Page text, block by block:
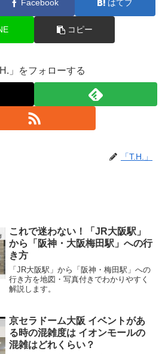
Facebook はてブ
コピー
」をフォローする
「T.H.」
これで迷わない！「JR大阪駅」
から「阪神・大阪梅田駅」への行
き方
「JR大阪駅」から「阪神・梅田駅」への
行き方を地図・写真付きでわかりやすく
解説します。
京セラドーム大阪 イベントがあ
る時の混雑度は イオンモールの
混雑はどれくらい？